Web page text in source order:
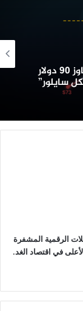
سهم “STRC” التابع لـ “Strategy” يتجاوز 90 دولار
سايلور”
الرقمية المشفرة
في اقتصاد الغد.